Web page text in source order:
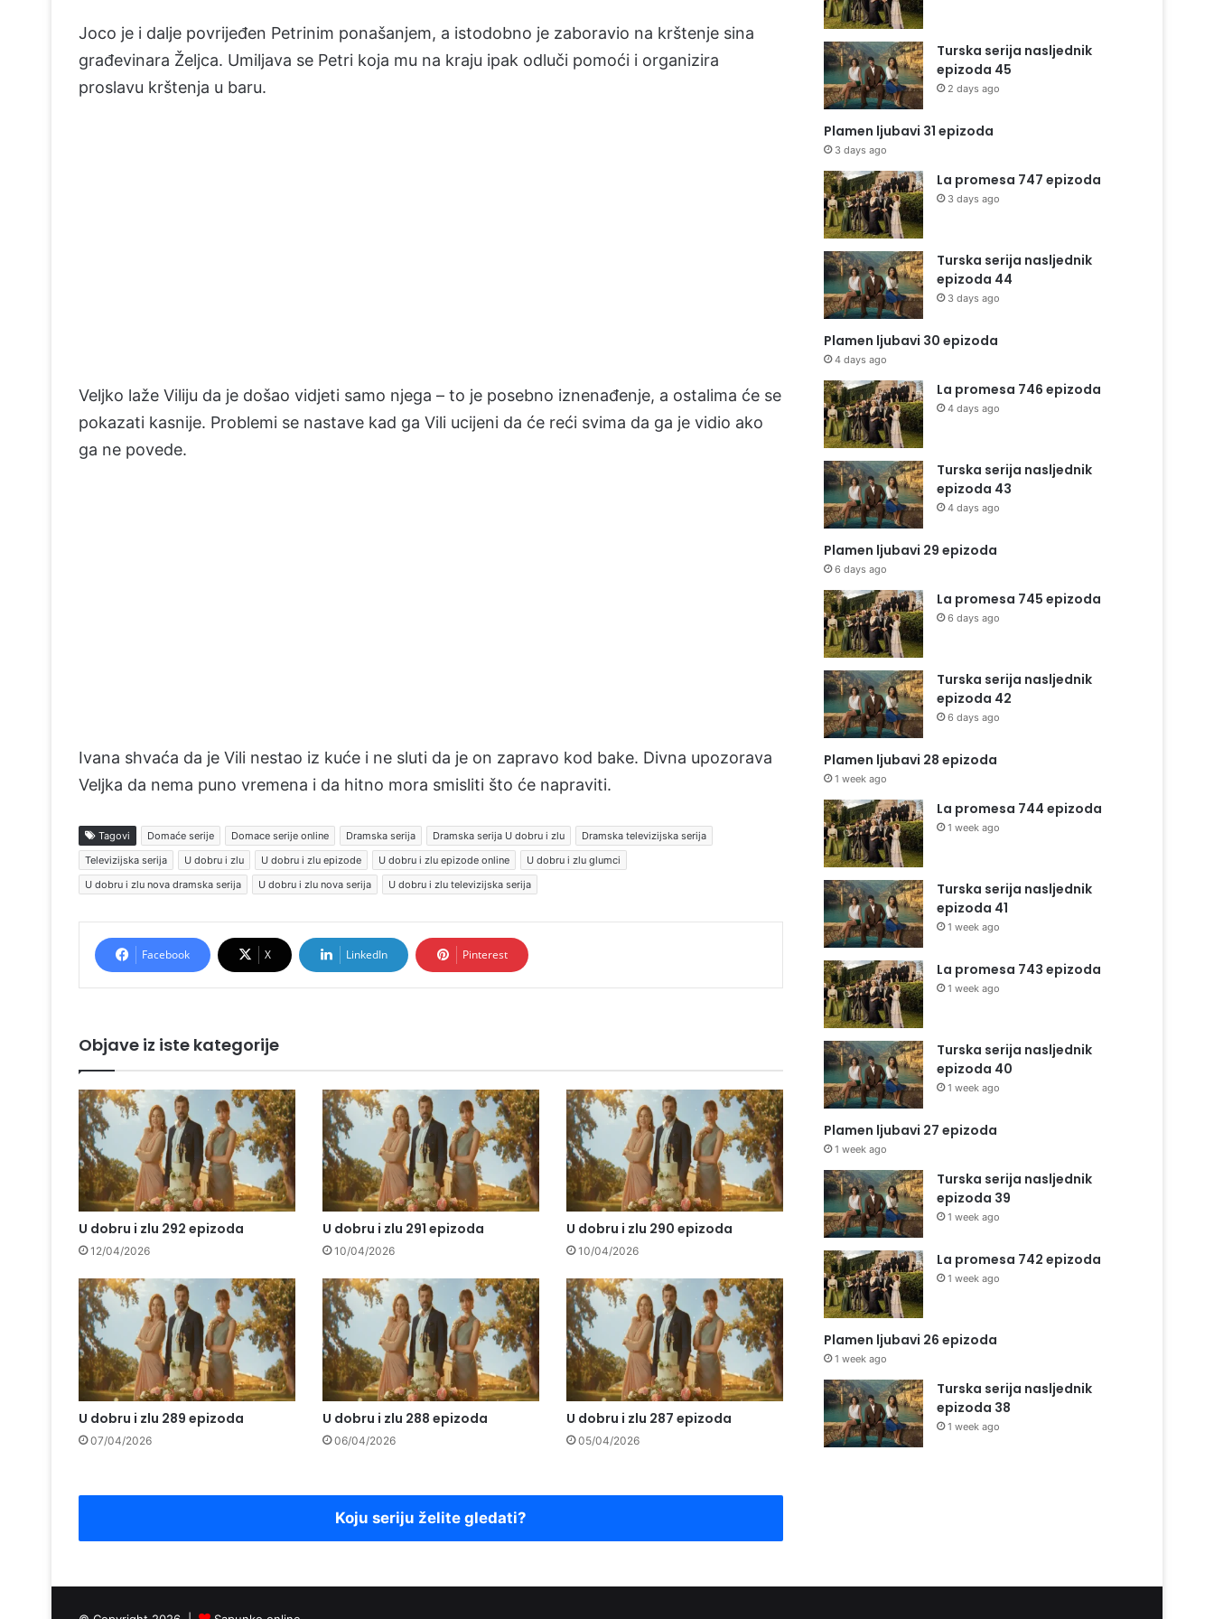
Joco je i dalje povrijeđen Petrinim ponašanjem, a istodobno je zaboravio na krštenje sina
građevinara Željca. Umiljava se Petri koja mu na kraju ipak odluči pomoći i organizira
proslavu krštenja u baru.
Veljko laže Viliju da je došao vidjeti samo njega – to je posebno iznenađenje, a ostalima će se
pokazati kasnije. Problemi se nastave kad ga Vili ucijeni da će reći svima da ga je vidio ako
ga ne povede.
Ivana shvaća da je Vili nestao iz kuće i ne sluti da je on zapravo kod bake. Divna upozorava
Veljka da nema puno vremena i da hitno mora smisliti što će napraviti.
Tagovi Domaće serije Domace serije online Dramska serija Dramska serija U dobru i zlu
Dramska televizijska serija
Televizijska serija
U dobru i zlu U dobru i zlu epizode U dobru i zlu epizode online
U dobru i zlu glumci
U dobru i zlu nova dramska serija
U dobru i zlu nova serija U dobru i zlu televizijska serija
Facebook X LinkedIn Pinterest
Objave iz iste kategorije
U dobru i zlu 292 epizoda
12/04/2026
U dobru i zlu 291 epizoda
10/04/2026
U dobru i zlu 290 epizoda
10/04/2026
U dobru i zlu 289 epizoda
07/04/2026
U dobru i zlu 288 epizoda
06/04/2026
U dobru i zlu 287 epizoda
05/04/2026
Koju seriju želite gledati?
Turska serija nasljednik
epizoda 45
2 days ago
Plamen ljubavi 31 epizoda
3 days ago
La promesa 747 epizoda
3 days ago
Turska serija nasljednik
epizoda 44
3 days ago
Plamen ljubavi 30 epizoda
4 days ago
La promesa 746 epizoda
4 days ago
Turska serija nasljednik
epizoda 43
4 days ago
Plamen ljubavi 29 epizoda
6 days ago
La promesa 745 epizoda
6 days ago
Turska serija nasljednik
epizoda 42
6 days ago
Plamen ljubavi 28 epizoda
1 week ago
La promesa 744 epizoda
1 week ago
Turska serija nasljednik
epizoda 41
1 week ago
La promesa 743 epizoda
1 week ago
Turska serija nasljednik
epizoda 40
1 week ago
Plamen ljubavi 27 epizoda
1 week ago
Turska serija nasljednik
epizoda 39
1 week ago
La promesa 742 epizoda
1 week ago
Plamen ljubavi 26 epizoda
1 week ago
Turska serija nasljednik
epizoda 38
1 week ago